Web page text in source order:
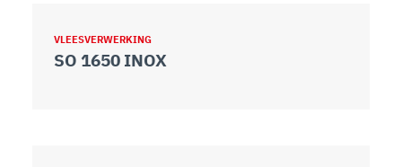
VLEESVERWERKING
SO 1650 INOX